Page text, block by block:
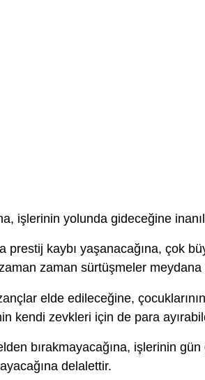
işlerinin yolunda gideceğine
prestij kaybı yaşanacağına, çok
zaman sürtüşmeler meydana
elde edileceğine, çocuklarının
kendi zevkleri için de para
bırakmayacağına, işlerinin
delalettir.